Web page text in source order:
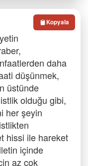
daha
düşünmek,
üstünde
olduğu gibi,
her şeyin
hissi ile hareket
içinde
az çok
Kopyala